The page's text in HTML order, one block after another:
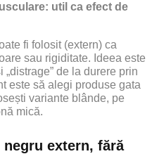
util ca efect de
fi folosit (extern) ca
sau rigiditate. Ideea este
de la durere prin
este să alegi produse gata
variante blânde, pe
mică.
extern, fără